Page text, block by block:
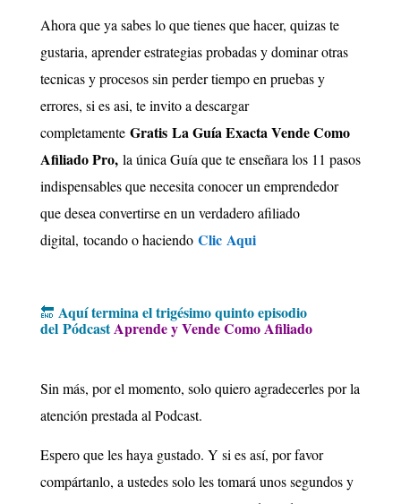
Ahora que ya sabes lo que tienes que hacer, quizas te
gustaria, aprender estrategias probadas y dominar otras
tecnicas y procesos sin perder tiempo en pruebas y
errores, si es asi, te invito a descargar
completamente Gratis La Guía Exacta Vende Como
Afiliado Pro, la única Guía que te enseñara los 11 pasos
indispensables que necesita conocer un emprendedor
que desea convertirse en un verdadero afiliado
digital, tocando o haciendo Clic Aqui
🔚 Aquí termina el trigésimo quinto episodio
del PódcastAprende y Vende Como Afiliado
Sin más, por el momento, solo quiero agradecerles por la
atención prestada al Podcast.
Espero que les haya gustado. Y si es así, por favor
compártanlo, a ustedes solo les tomará unos segundos y